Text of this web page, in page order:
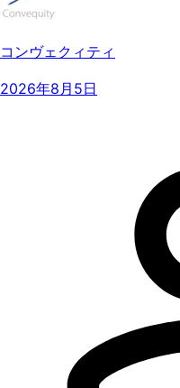
コンヴェクィティ
2026年8月5日